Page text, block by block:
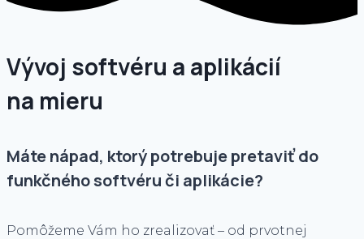
Vývoj softvéru a aplikácií
na mieru
Máte nápad, ktorý potrebuje pretaviť do
funkčného softvéru či aplikácie?
Pomôžeme Vám ho zrealizovať – od prvotnej